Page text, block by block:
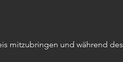
mitzubringen und während des